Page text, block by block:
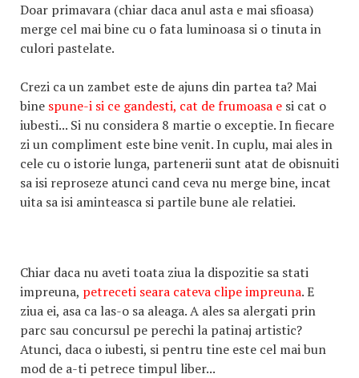
Doar primavara (chiar daca anul asta e mai sfioasa)
merge cel mai bine cu o fata luminoasa si o tinuta in
culori pastelate.
Crezi ca un zambet este de ajuns din partea ta? Mai
bine spune-i si ce gandesti, cat de frumoasa e si cat o
iubesti... Si nu considera 8 martie o exceptie. In fiecare
zi un compliment este bine venit. In cuplu, mai ales in
cele cu o istorie lunga, partenerii sunt atat de obisnuiti
sa isi reproseze atunci cand ceva nu merge bine, incat
uita sa isi aminteasca si partile bune ale relatiei.
Chiar daca nu aveti toata ziua la dispozitie sa stati
impreuna, petreceti seara cateva clipe impreuna. E
ziua ei, asa ca las-o sa aleaga. A ales sa alergati prin
parc sau concursul pe perechi la patinaj artistic?
Atunci, daca o iubesti, si pentru tine este cel mai bun
mod de a-ti petrece timpul liber...